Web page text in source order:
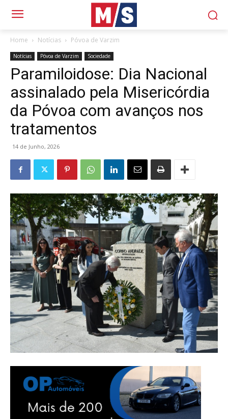
Home Notícias Póvoa de Varzim
Notícias Póvoa de Varzim Sociedade
Paramiloidose: Dia Nacional
assinalado pela Misericórdia
da Póvoa com avanços nos
tratamentos
14 de Junho, 2026